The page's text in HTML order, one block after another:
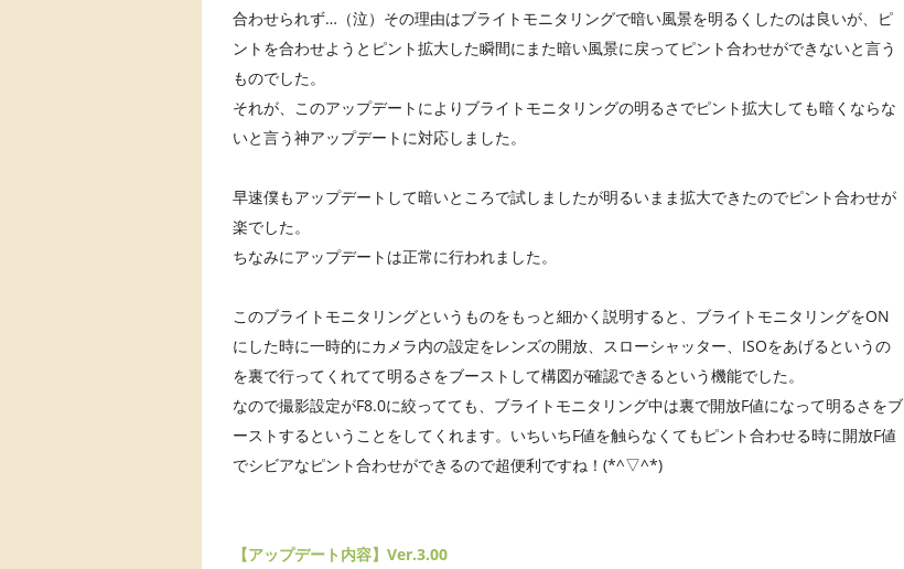
合わせられず…（泣）その理由はブライトモニタリングで暗い風景を明るくしたのは良いが、ピ
ントを合わせようとピント拡大した瞬間にまた暗い風景に戻ってピント合わせができないと言う
ものでした。
それが、このアップデートによりブライトモニタリングの明るさでピント拡大しても暗くならな
いと言う神アップデートに対応しました。
早速僕もアップデートして暗いところで試しましたが明るいまま拡大できたのでピント合わせが
楽でした。
ちなみにアップデートは正常に行われました。
このブライトモニタリングというものをもっと細かく説明すると、ブライトモニタリングをON
にした時に一時的にカメラ内の設定をレンズの開放、スローシャッター、ISOをあげるというの
を裏で行ってくれてて明るさをブーストして構図が確認できるという機能でした。
なので撮影設定がF8.0に絞ってても、ブライトモニタリング中は裏で開放F値になって明るさをブ
ーストするということをしてくれます。いちいちF値を触らなくてもピント合わせる時に開放F値
でシビアなピント合わせができるので超便利ですね！(*^▽^*)
【アップデート内容】Ver.3.00